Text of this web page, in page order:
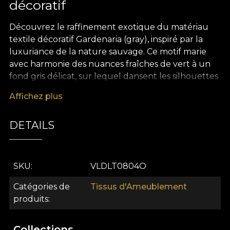
décoratif
Découvrez le raffinement exotique du matériau
textile décoratif Gardenaria (gray), inspiré par la
luxuriance de la nature sauvage. Ce motif marie
avec harmonie des nuances fraîches de vert à un
fond gris délicat, sur lequel dansent les silhouettes
abondant de Marantha, palmiers, Ficus Tineke,
qui apporte l’énergie et le calme d’un jardin
paradisiaque au cœur de votre intérieur. Le
transforme chaque espace en refuge élégant, où
vous reconnecter à la nature, jour après jour.
La polyvalence de ce matériau textile premium le
rend idéal pour une large variété d’usages en
Affichez plus
DETAILS
SKU VLDLT0804O
Catégories de
produits
Tissus d'Ameublement